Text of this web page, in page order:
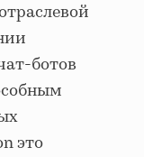
ботов
это